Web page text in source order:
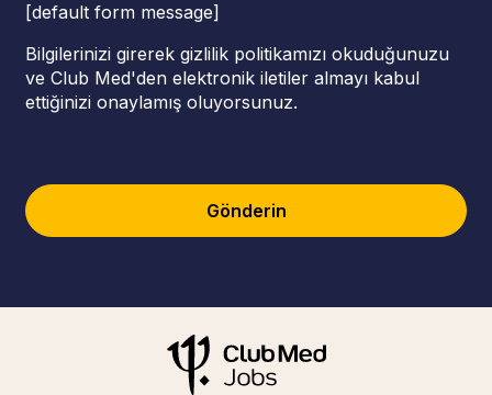
[default form message]
Bilgilerinizi girerek gizlilik politikamızı okuduğunuzu
ve Club Med'den elektronik iletiler almayı kabul
ettiğinizi onaylamış oluyorsunuz.
Gönderin